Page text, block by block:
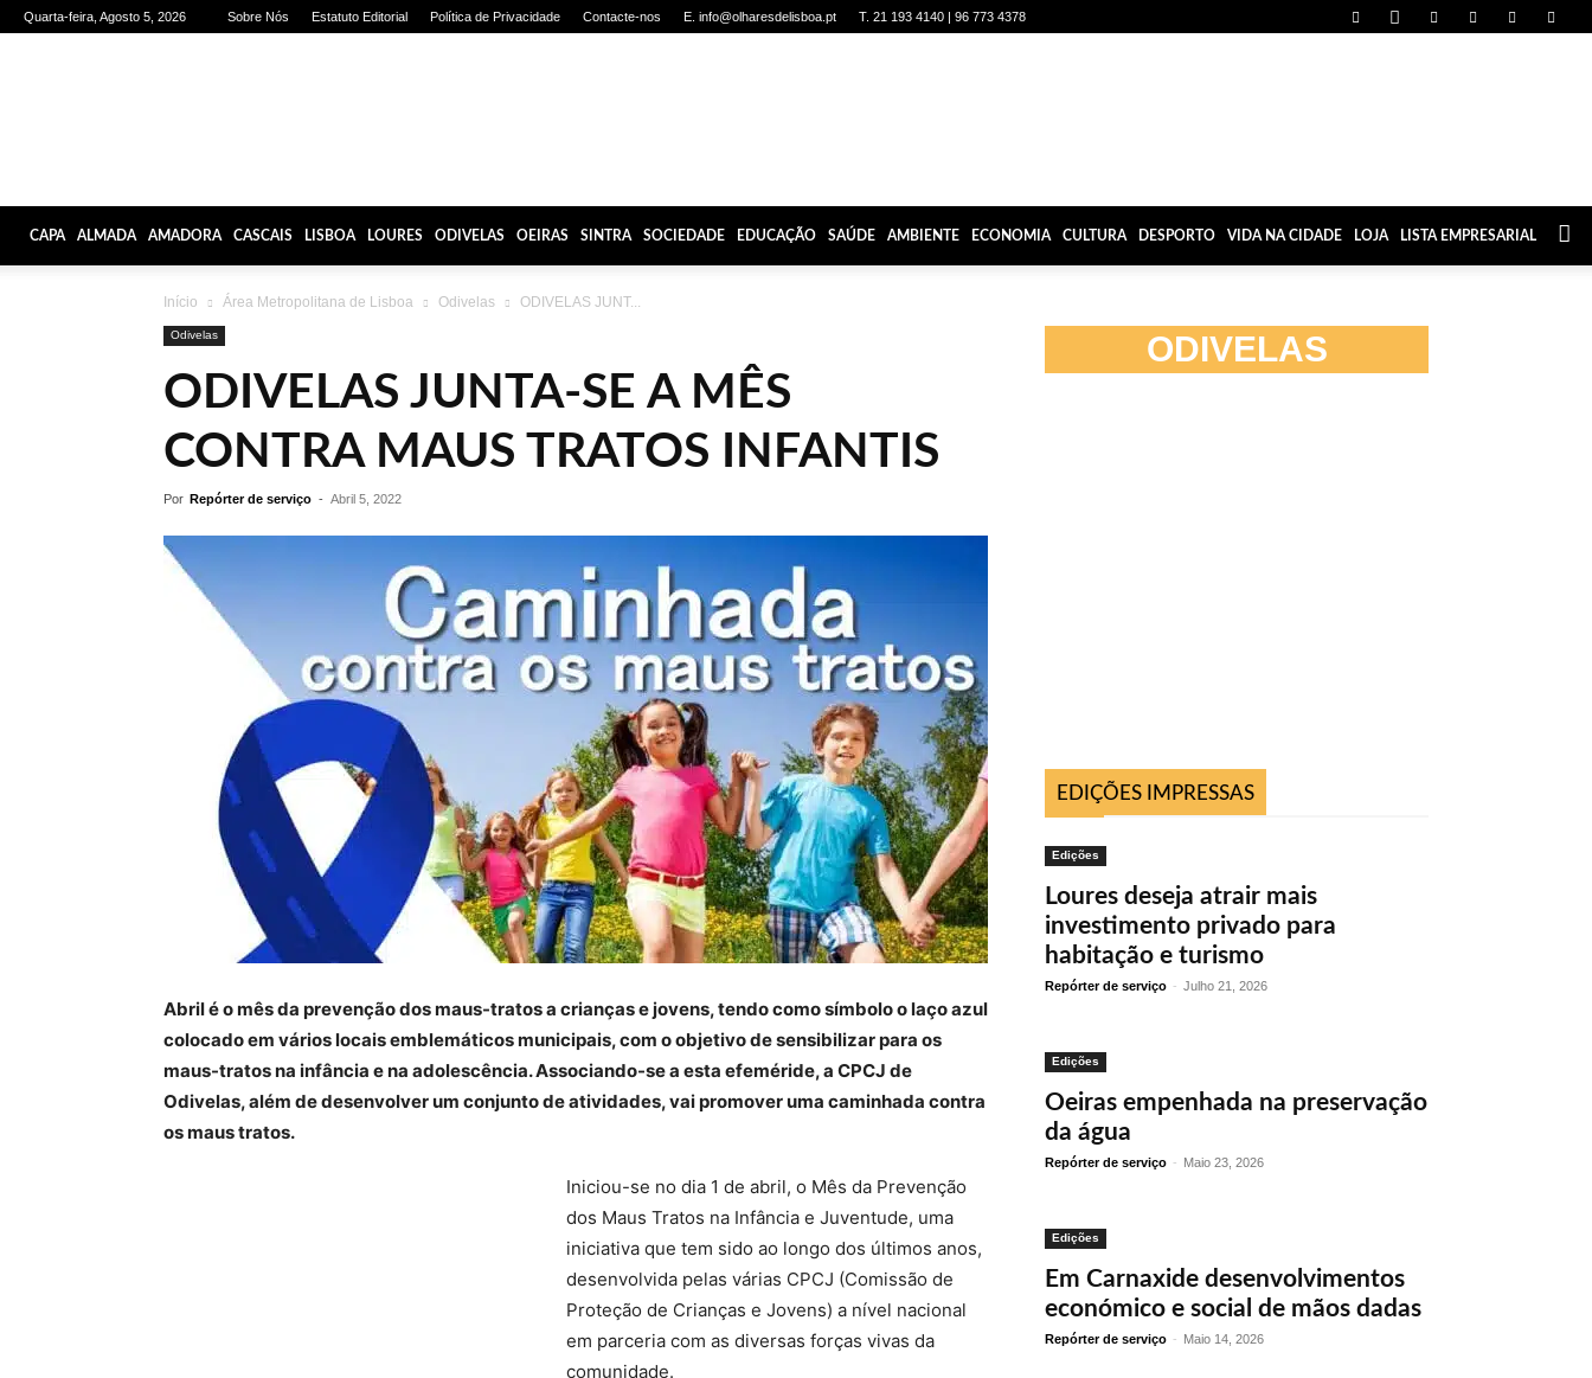
Quarta-feira, Agosto 5, 2026 Sobre Nós Estatuto Editorial Política de Privacidade Contacte-nos E. info@olharesdelisboa.pt T. 21 193 4140 | 96 773 4378
CAPA ALMADA AMADORA CASCAIS LISBOA LOURES ODIVELAS OEIRAS SINTRA SOCIEDADE EDUCAÇÃO SAÚDE AMBIENTE ECONOMIA CULTURA DESPORTO VIDA NA CIDADE LOJA LISTA EMPRESARIAL
Início Área Metropolitana de Lisboa Odivelas ODIVELAS JUNT...
Odivelas
ODIVELAS JUNTA-SE A MÊS
CONTRA MAUS TRATOS INFANTIS
Por Repórter de serviço - Abril 5, 2022
Abril é o mês da prevenção dos maus-tratos a crianças e jovens, tendo como símbolo o laço azul
colocado em vários locais emblemáticos municipais, com o objetivo de sensibilizar para os
maus-tratos na infância e na adolescência. Associando-se a esta efeméride, a CPCJ de
Odivelas, além de desenvolver um conjunto de atividades, vai promover uma caminhada contra
os maus tratos.
Iniciou-se no dia 1 de abril, o Mês da Prevenção
dos Maus Tratos na Infância e Juventude, uma
iniciativa que tem sido ao longo dos últimos anos,
desenvolvida pelas várias CPCJ (Comissão de
Proteção de Crianças e Jovens) a nível nacional
em parceria com as diversas forças vivas da
comunidade.
ODIVELAS
EDIÇÕES IMPRESSAS
Edições
Loures deseja atrair mais
investimento privado para
habitação e turismo
Repórter de serviço - Julho 21, 2026
Edições
Oeiras empenhada na preservação
da água
Repórter de serviço - Maio 23, 2026
Edições
Em Carnaxide desenvolvimentos
económico e social de mãos dadas
Repórter de serviço - Maio 14, 2026